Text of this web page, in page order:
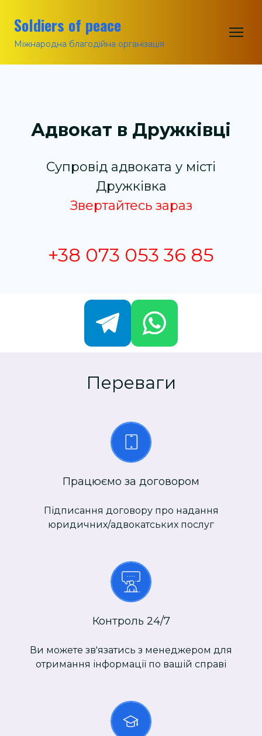
Soldiers of peace
Міжнародна благодійна організація
Адвокат в Дружківці
Супровід адвоката у місті
Дружківка
Звертайтесь зараз
+38 073 053 36 85
Переваги
Працюємо за договором
Підписання договору про надання
юридичних/адвокатських послуг
Контроль 24/7
Ви можете зв'язатись з менеджером для
отримання інформації по вашій справі